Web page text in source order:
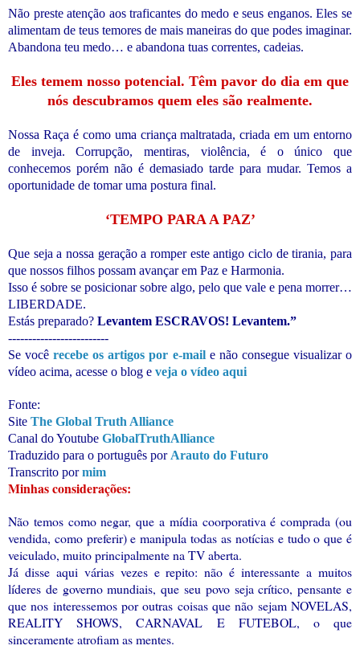
Não preste atenção aos traficantes do medo e seus enganos. Eles se
alimentam de teus temores de mais maneiras do que podes imaginar.
Abandona teu medo… e abandona tuas correntes, cadeias.
Eles temem nosso potencial. Têm pavor do dia em que
nós descubramos quem eles são realmente.
Nossa Raça é como uma criança maltratada, criada em um entorno
de inveja. Corrupção, mentiras, violência, é o único que
conhecemos porém não é demasiado tarde para mudar. Temos a
oportunidade de tomar uma postura final.
‘TEMPO PARA A PAZ’
Que seja a nossa geração a romper este antigo ciclo de tirania, para
que nossos filhos possam avançar em Paz e Harmonia.
Isso é sobre se posicionar sobre algo, pelo que vale e pena morrer…
LIBERDADE.
Estás preparado? Levantem ESCRAVOS! Levantem.”
-------------------------
Se vocêrecebe os artigos por e-maile não consegue visualizar o
vídeo acima, acesse o blog e veja o vídeo aqui
Fonte:
Site The Global Truth Alliance
Canal do Youtube GlobalTruthAlliance
Traduzido para o português por Arauto do Futuro
Transcrito pormim
Minhas considerações:
Não temos como negar, que a mídia coorporativa é comprada (ou
vendida, como preferir) e manipula todas as notícias e tudo o que é
veiculado, muito principalmente na TV aberta.
Já disse aqui várias vezes e repito: não é interessante a muitos
líderes de governo mundiais, que seu povo seja crítico, pensante e
que nos interessemos por outras coisas que não sejam NOVELAS,
REALITY SHOWS, CARNAVAL E FUTEBOL, o que
sinceramente atrofiam as mentes.